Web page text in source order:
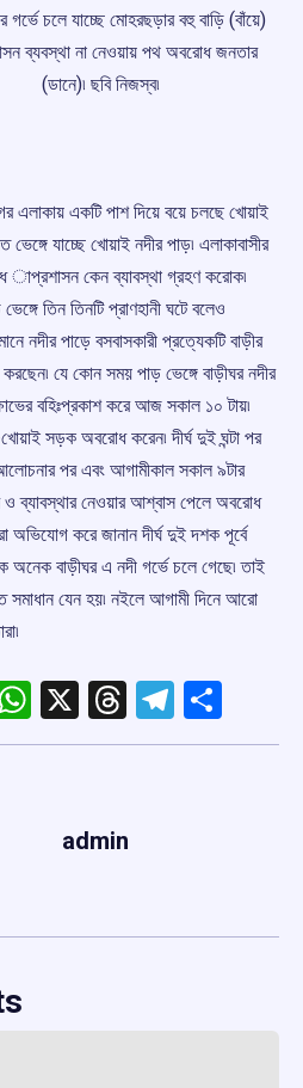
গর্ভে চলে যাচ্ছে মোহরছড়ার বহু বাড়ি (বাঁয়ে)
ব্যবস্থা না নেওয়ায় পথ অবরোধ জনতার
(ডানে)৷ ছবি নিজস্ব৷
এলাকায় একটি পাশ দিয়ে বয়ে চলছে খোয়াই
ভেঙ্গে যাচ্ছে খোয়াই নদীর পাড়৷ এলাকাবাসীর
াপ্রশাসন কেন ব্যাবস্থা গ্রহণ করোক৷
তিন তিনটি প্রাণহানী ঘটে বলেও
নদীর পাড়ে বসবাসকারী প্রত্যেকটি বাড়ীর
যে কোন সময় পাড় ভেঙ্গে বাড়ীঘর নদীর
বহিঃপ্রকাশ করে আজ সকাল ১০ টায়৷
সড়ক অবরোধ করেন৷ দীর্ঘ দুই ঘন্টা পর
পর এবং আগামীকাল সকাল ৯টার
ও ব্যাবস্থার নেওয়ার আশ্বাস পেলে অবরোধ
অভিযোগ করে জানান দীর্ঘ দুই দশক পূর্বে
অনেক বাড়ীঘর এ নদী গর্ভে চলে গেছে৷ তাই
সমাধান যেন হয়৷ নইলে আগামী দিনে আরো
WhatsApp
X Threads
admin